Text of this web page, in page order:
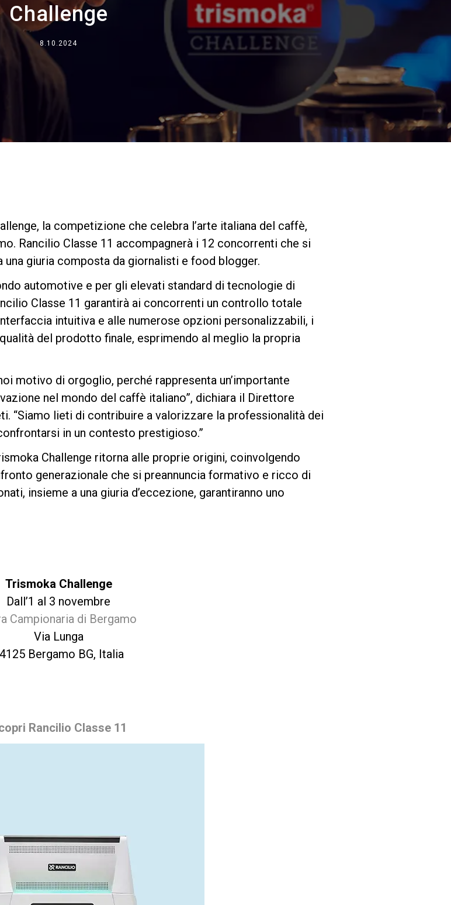
Challenge
8.10.2024
la competizione che celebra l’arte italiana del caffè,
Rancilio Classe 11 accompagnerà i 12 concorrenti che si
una giuria composta da giornalisti e food blogger.
automotive e per gli elevati standard di tecnologie di
Classe 11 garantirà ai concorrenti un controllo totale
intuitiva e alle numerose opzioni personalizzabili, i
del prodotto finale, esprimendo al meglio la propria
motivo di orgoglio, perché rappresenta un’importante
nel mondo del caffè italiano”, dichiara il Direttore
“Siamo lieti di contribuire a valorizzare la professionalità dei
in un contesto prestigioso.”
Challenge ritorna alle proprie origini, coinvolgendo
generazionale che si preannuncia formativo e ricco di
insieme a una giuria d’eccezione, garantiranno uno
Trismoka Challenge
Dall’1 al 3 novembre
Campionaria di Bergamo
Via Lunga
Bergamo BG, Italia
Rancilio Classe 11
siamo
con noi
Sostenibilità
Connect